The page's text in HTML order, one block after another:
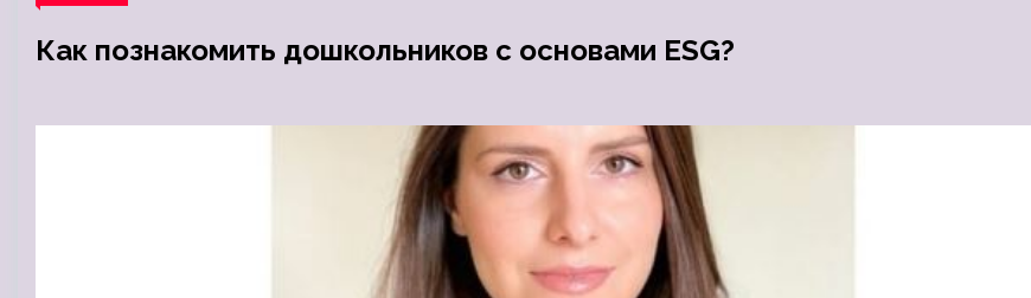
Как познакомить дошкольников с основами ESG?